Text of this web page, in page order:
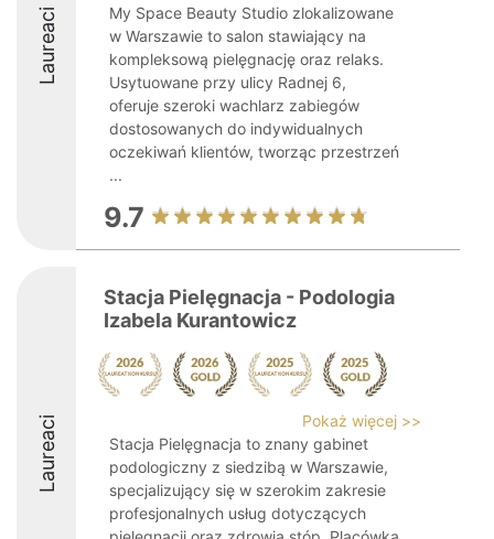
Laureaci
My Space Beauty Studio zlokalizowane
w Warszawie to salon stawiający na
kompleksową pielęgnację oraz relaks.
Usytuowane przy ulicy Radnej 6,
oferuje szeroki wachlarz zabiegów
dostosowanych do indywidualnych
oczekiwań klientów, tworząc przestrzeń
...
9.7
Laureaci
Stacja Pielęgnacja - Podologia
Izabela Kurantowicz
Pokaż więcej >>
Stacja Pielęgnacja to znany gabinet
podologiczny z siedzibą w Warszawie,
specjalizujący się w szerokim zakresie
profesjonalnych usług dotyczących